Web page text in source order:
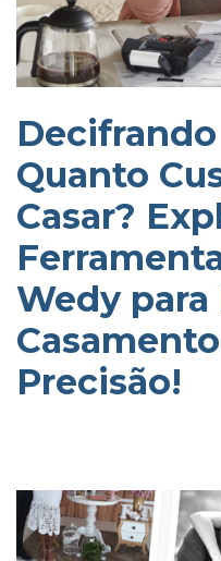
Quanto
Casar?
Wedy para
Precisão!